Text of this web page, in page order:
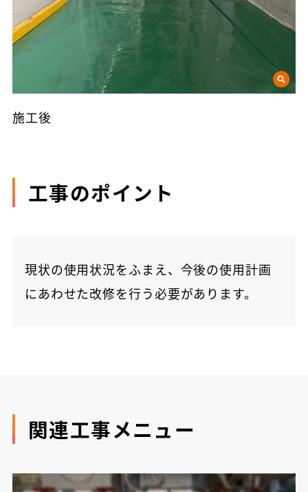
施工後
工事のポイント
現状の使用状況をふまえ、今後の使用計画
にあわせた改修を行う必要があります。
関連工事メニュー